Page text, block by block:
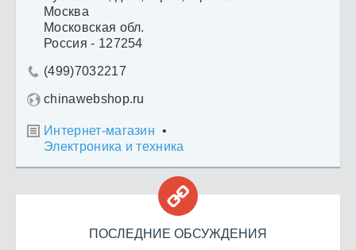
Москва
Московская обл.
Россия - 127254
 (499)7032217
chinawebshop.ru
 Интернет-магазин •
Электроника и техника

ПОСЛЕДНИЕ ОБСУЖДЕНИЯ